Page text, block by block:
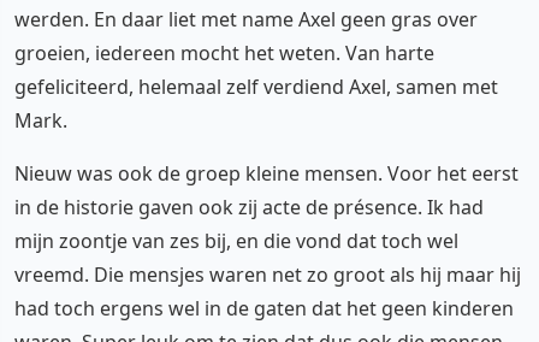
werden. En daar liet met name Axel geen gras over
groeien, iedereen mocht het weten. Van harte
gefeliciteerd, helemaal zelf verdiend Axel, samen met
Mark.
Nieuw was ook de groep kleine mensen. Voor het eerst
in de historie gaven ook zij acte de présence. Ik had
mijn zoontje van zes bij, en die vond dat toch wel
vreemd. Die mensjes waren net zo groot als hij maar hij
had toch ergens wel in de gaten dat het geen kinderen